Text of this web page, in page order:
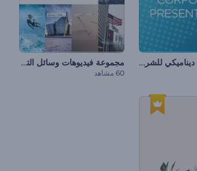
عرض تقديمي ديناميكي للشركات مجموعة فيديوهات وسائل التواصل الاجتماعي الموضوعية
60 مشاهد